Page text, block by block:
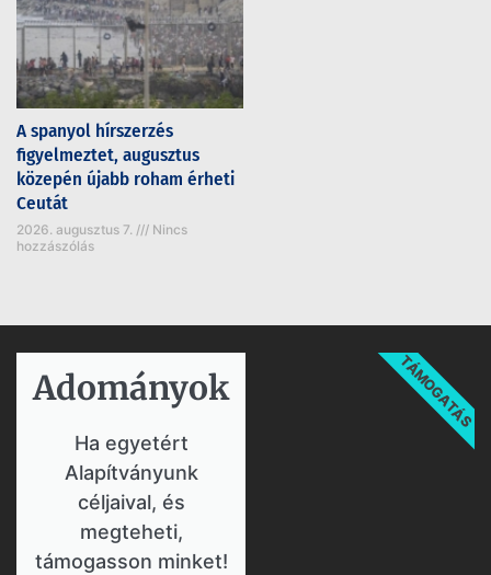
A spanyol hírszerzés
figyelmeztet, augusztus
közepén újabb roham érheti
Ceutát
2026. augusztus 7.
Nincs
hozzászólás
Adományok​
Ha egyetért
Alapítványunk
céljaival, és
megteheti,
támogasson minket!
TÁMOGATÁS